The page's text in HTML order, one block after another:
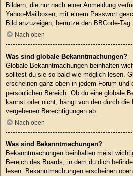
Bildern, die nur nach einer Anmeldung
Yahoo-Mailboxen, mit einem Passwort
Bild anzuzeigen, benutze den BBCode-Tag
Nach oben
Was sind globale Bekanntmachungen?
Globale Bekanntmachungen beinhalten
solltest du sie so bald wie möglich lesen.
erscheinen ganz oben in jedem Forum und
persönlichen Bereich. Ob du eine globale
kannst oder nicht, hängt von den durch die
vergebenen Berechtigungen ab.
Nach oben
Was sind Bekanntmachungen?
Bekanntmachungen beinhalten meist
Bereich des Boards, in dem du dich
lesen. Bekanntmachungen erscheinen